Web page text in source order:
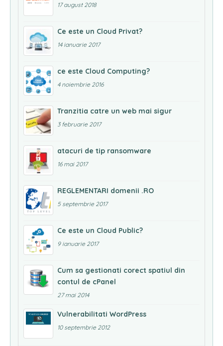
17 august 2018
Ce este un Cloud Privat?
14 ianuarie 2017
ce este Cloud Computing?
4 noiembrie 2016
Tranzitia catre un web mai sigur
3 februarie 2017
atacuri de tip ransomware
16 mai 2017
REGLEMENTARI domenii .RO
5 septembrie 2017
Ce este un Cloud Public?
9 ianuarie 2017
Cum sa gestionati corect spatiul din
contul de cPanel
27 mai 2014
Vulnerabilitati WordPress
10 septembrie 2012